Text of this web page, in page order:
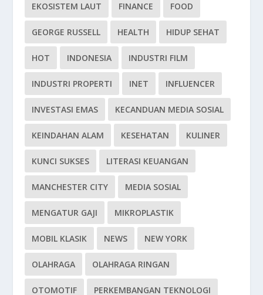
EKOSISTEM LAUT FINANCE FOOD
GEORGE RUSSELL HEALTH HIDUP SEHAT
HOT INDONESIA INDUSTRI FILM
INDUSTRI PROPERTI INET INFLUENCER
INVESTASI EMAS KECANDUAN MEDIA SOSIAL
KEINDAHAN ALAM KESEHATAN KULINER
KUNCI SUKSES LITERASI KEUANGAN
MANCHESTER CITY MEDIA SOSIAL
MENGATUR GAJI MIKROPLASTIK
MOBIL KLASIK NEWS NEW YORK
OLAHRAGA OLAHRAGA RINGAN
OTOMOTIF PERKEMBANGAN TEKNOLOGI